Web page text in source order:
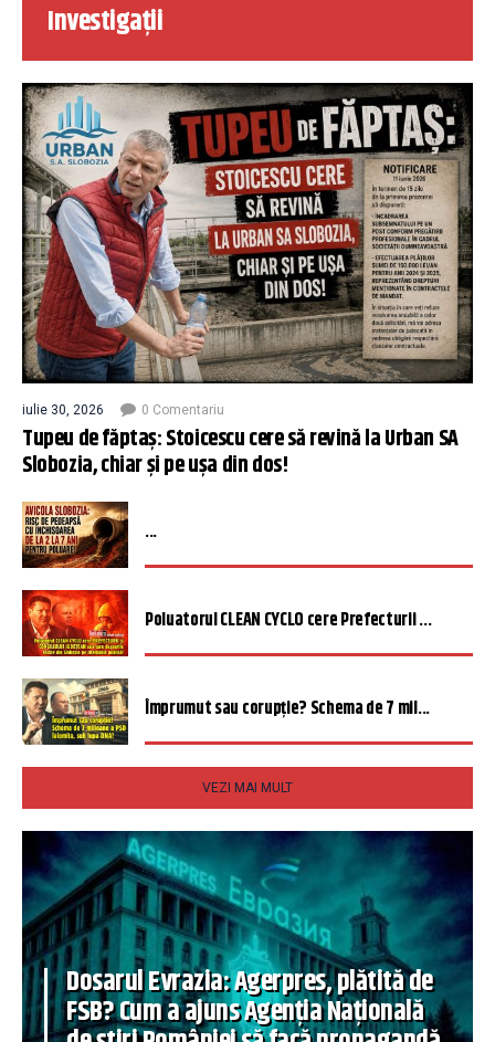
Investigații
iulie 30, 2026 0 Comentariu
Tupeu de făptaș: Stoicescu cere să revină la Urban SA
Slobozia, chiar și pe ușa din dos!
...
Poluatorul CLEAN CYCLO cere Prefecturii ...
Împrumut sau corupție? Schema de 7 mil...
VEZI MAI MULT
Dosarul Evrazia: Agerpres, plătită de
FSB? Cum a ajuns Agenția Națională